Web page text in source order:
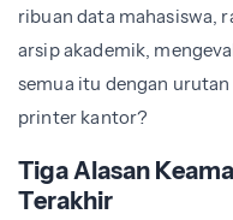
ribuan data mahasiswa,
arsip akademik,
semua itu dengan
printer kantor?
Tiga Alasan
Terakhir